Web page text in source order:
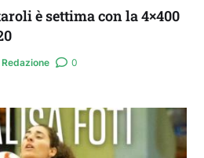
è settima con la 4×400
Redazione 0